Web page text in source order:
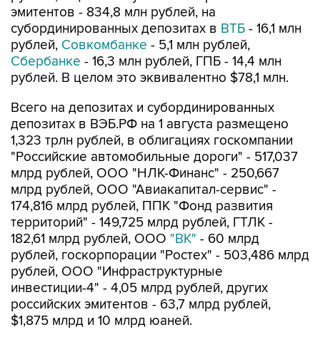
эмитентов - 834,8 млн рублей, на
субординированных депозитах в ВТБ - 16,1 млн
рублей, Совкомбанке - 5,1 млн рублей,
Сбербанке - 16,3 млн рублей, ГПБ - 14,4 млн
рублей. В целом это эквивалентно $78,1 млн.
Всего на депозитах и субординированных
депозитах в ВЭБ.РФ на 1 августа размещено
1,323 трлн рублей, в облигациях госкомпании
"Российские автомобильные дороги" - 517,037
млрд рублей, ООО "НЛК-Финанс" - 250,667
млрд рублей, ООО "Авиакапитал-сервис" -
174,816 млрд рублей, ППК "Фонд развития
территорий" - 149,725 млрд рублей, ГТЛК -
182,61 млрд рублей, ООО "ВК" - 60 млрд
рублей, госкорпорации "Ростех" - 503,486 млрд
рублей, ООО "Инфраструктурные
инвестиции-4" - 4,05 млрд рублей, других
российских эмитентов - 63,7 млрд рублей,
$1,875 млрд и 10 млрд юаней.